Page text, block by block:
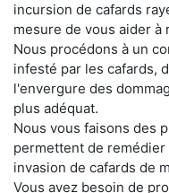
incursion de cafards
mesure de vous aider
Nous procédons à un
infesté par les cafards,
l'envergure des
plus adéquat.
Nous vous faisons des
permettent de
invasion de cafards de
Vous avez besoin de